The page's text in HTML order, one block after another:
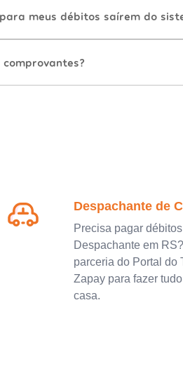
meus débitos saírem do
comprovantes?
Despachante de
Precisa pagar
Despachante em
parceria do Portal do
Zapay para fazer
casa.